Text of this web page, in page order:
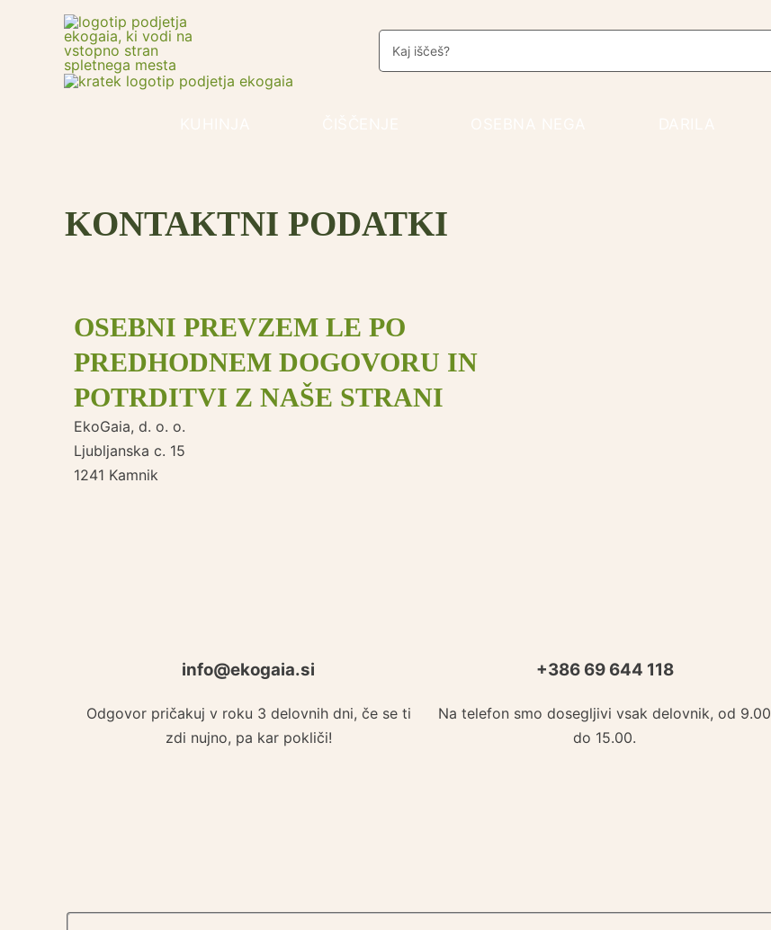
Search
for:
KONTAKTNI PODATKI
OSEBNI PREVZEM LE PO
PREDHODNEM DOGOVORU IN
POTRDITVI Z NAŠE STRANI
EkoGaia, d. o. o.
Ljubljanska c. 15
1241 Kamnik
info@ekogaia.si
Odgovor pričakuj v roku 3 delovnih dni, če se ti
zdi nujno, pa kar pokliči!
+386 69 644 118
Na telefon smo dosegljivi vsak delovnik, od 9.00
do 15.00.